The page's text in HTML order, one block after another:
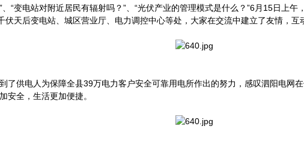
“变电站对附近居民有辐射吗？”、“光伏产业的管理模式是什么？”6月15日上午
天后变电站、城区营业厅、电力调控中心等处，大家在交流中建立了友情，互
了供电人为保障全县39万电力客户安全可靠用电所作出的努力，感叹泗阳电网
安全，生活更加便捷。